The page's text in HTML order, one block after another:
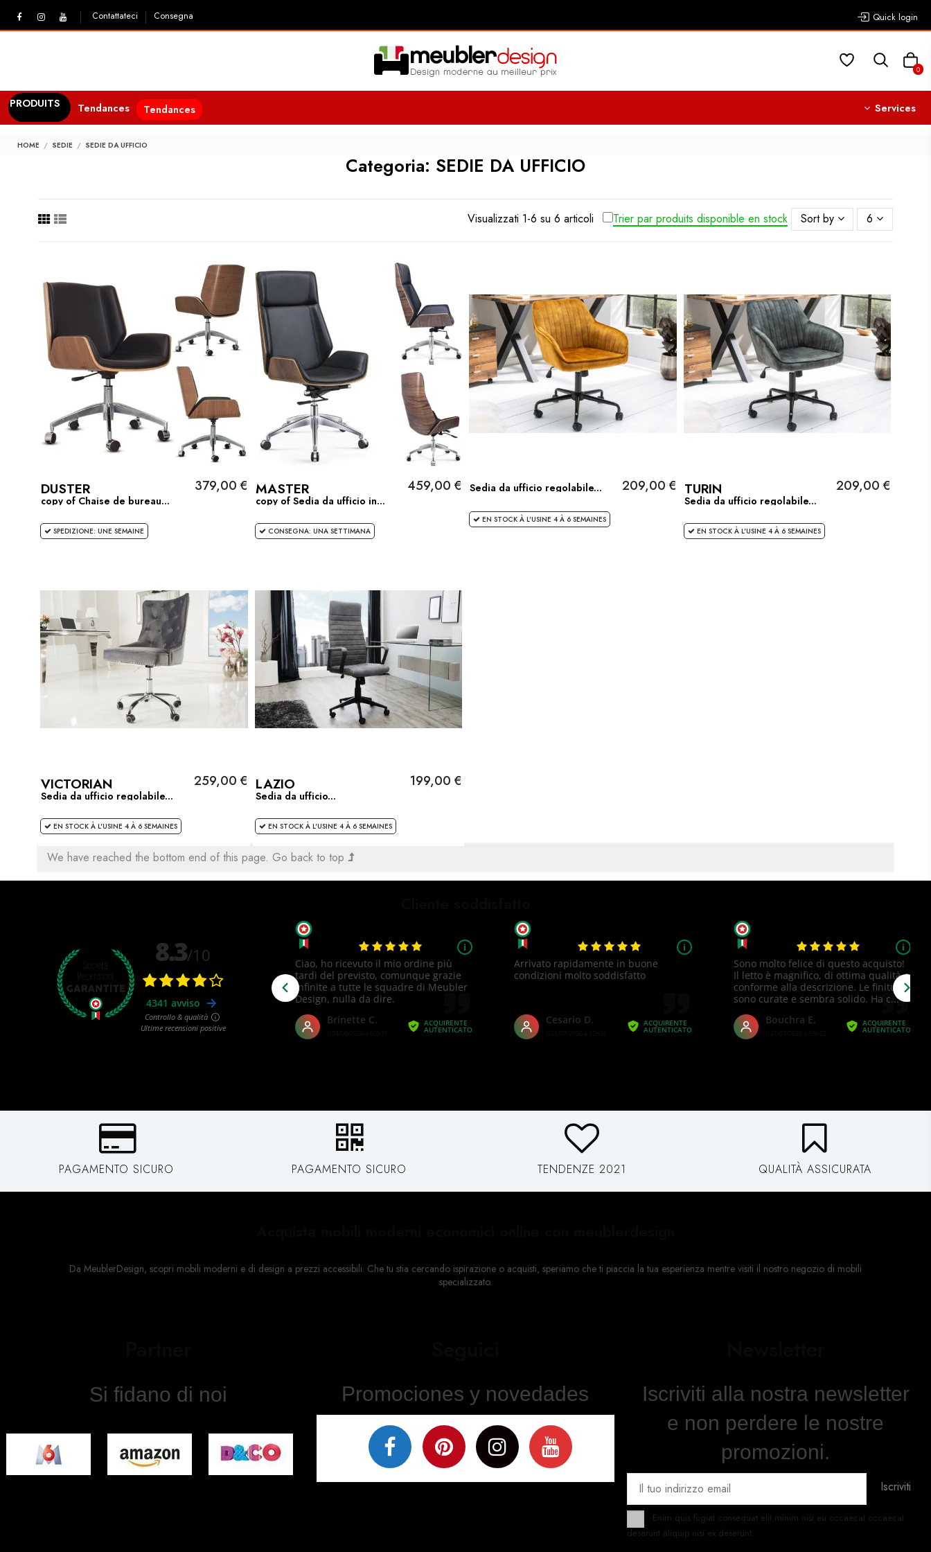
Contattateci Consegna Quick login
0
PRODUITS Tendances Tendances Services
HOME SEDIE SEDIE DA UFFICIO
Categoria: SEDIE DA UFFICIO
Visualizzati 1-6 su 6 articoli Trier par produits disponible en stock Sort by 6
DUSTER
copy of Chaise de bureau...
379,00 €
SPEDIZIONE: UNE SEMAINE
MASTER
copy of Sedia da ufficio in...
459,00 €
CONSEGNA: UNA SETTIMANA
Sedia da ufficio regolabile... 209,00 €
EN STOCK À L'USINE 4 À 6 SEMAINES
TURIN
Sedia da ufficio regolabile...
209,00 €
EN STOCK À L'USINE 4 À 6 SEMAINES
VICTORIAN
Sedia da ufficio regolabile...
259,00 €
EN STOCK À L'USINE 4 À 6 SEMAINES
LAZIO
Sedia da ufficio...
199,00 €
EN STOCK À L'USINE 4 À 6 SEMAINES
We have reached the bottom end of this page. Go back to top
PAGAMENTO SICURO PAGAMENTO SICURO TENDENZE 2021 QUALITÀ ASSICURATA
Da MeublerDesign, scopri mobili moderni e di design a prezzi accessibili. Che tu stia cercando ispirazione o acquisti, speriamo che ti piaccia la tua esperienza mentre visiti il ​​nostro negozio di mobili
specializzato.
Si fidano di noi Promociones y novedades
Iscriviti alla nostra newsletter
e non perdere le nostre
promozioni.
Enim quis fugiat consequat elit minim nisi eu occaecat occaecat
deserunt aliquip nisi ex deserunt.